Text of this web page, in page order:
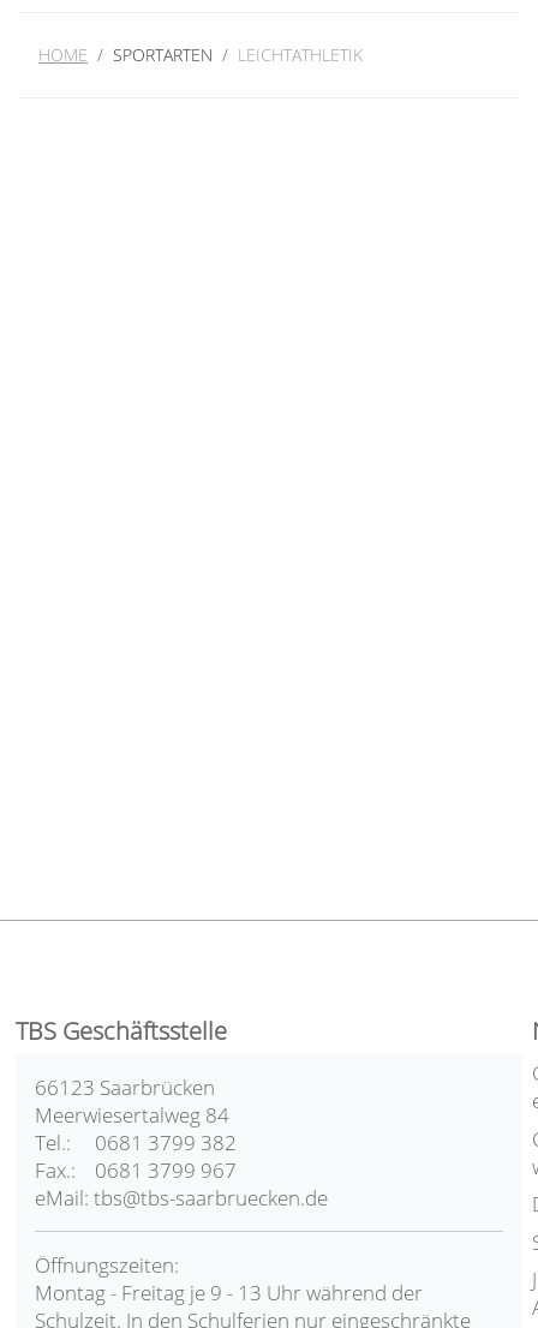
HOME SPORTARTEN LEICHTATHLETIK
TBS Geschäftsstelle
66123 Saarbrücken
Meerwiesertalweg 84
Tel.: 0681 3799 382
Fax.: 0681 3799 967
eMail: tbs@tbs-saarbruecken.de
Öffnungszeiten:
Montag - Freitag je 9 - 13 Uhr während der
Schulzeit. In den Schulferien nur eingeschränkte